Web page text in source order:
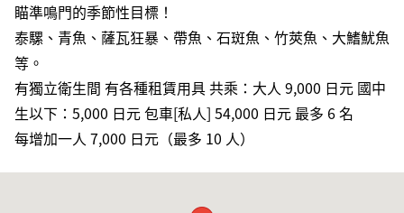
瞄準鳴門的季節性目標！
泰騾、青魚、薩瓦狂暴、帶魚、石斑魚、竹莢魚、大鰭魷魚
等。
有獨立衛生間 有各種租賃用具 共乘：大人 9,000 日元 國中
生以下：5,000 日元 包車[私人] 54,000 日元 最多 6 名
每增加一人 7,000 日元（最多 10 人）